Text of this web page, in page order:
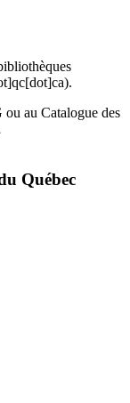
.
ou au Catalogue des
Québec